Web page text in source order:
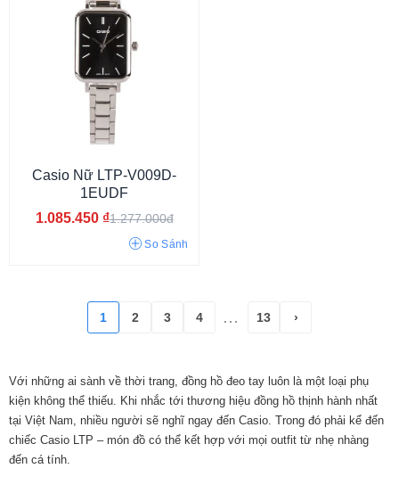
Số La Mã
Tối giản Hiện đại Công sở Thể thao Sang trọng Cá tính
Cổ điển Thời trang
Casio Nữ LTP-V009D-
1EUDF
1.085.450 ₫1.277.000đ
So Sánh
1 2 3 4 ... 13 ›
Với những ai sành về thời trang, đồng hồ đeo tay luôn là một loại phụ
kiện không thể thiếu. Khi nhắc tới thương hiệu đồng hồ thịnh hành nhất
tại Việt Nam, nhiều người sẽ nghĩ ngay đến Casio. Trong đó phải kể đến
chiếc Casio LTP – món đồ có thể kết hợp với mọi outfit từ nhẹ nhàng
đến cá tính.